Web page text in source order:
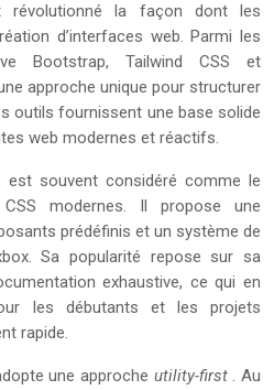
révolutionné la façon dont les
d’interfaces web. Parmi les
Bootstrap, Tailwind CSS et
approche unique pour structurer
outils fournissent une base solide
web modernes et réactifs.
est souvent considéré comme le
modernes. Il propose une
prédéfinis et un système de
Sa popularité repose sur sa
exhaustive, ce qui en
les débutants et les projets
rapide.
une approche utility-first . Au